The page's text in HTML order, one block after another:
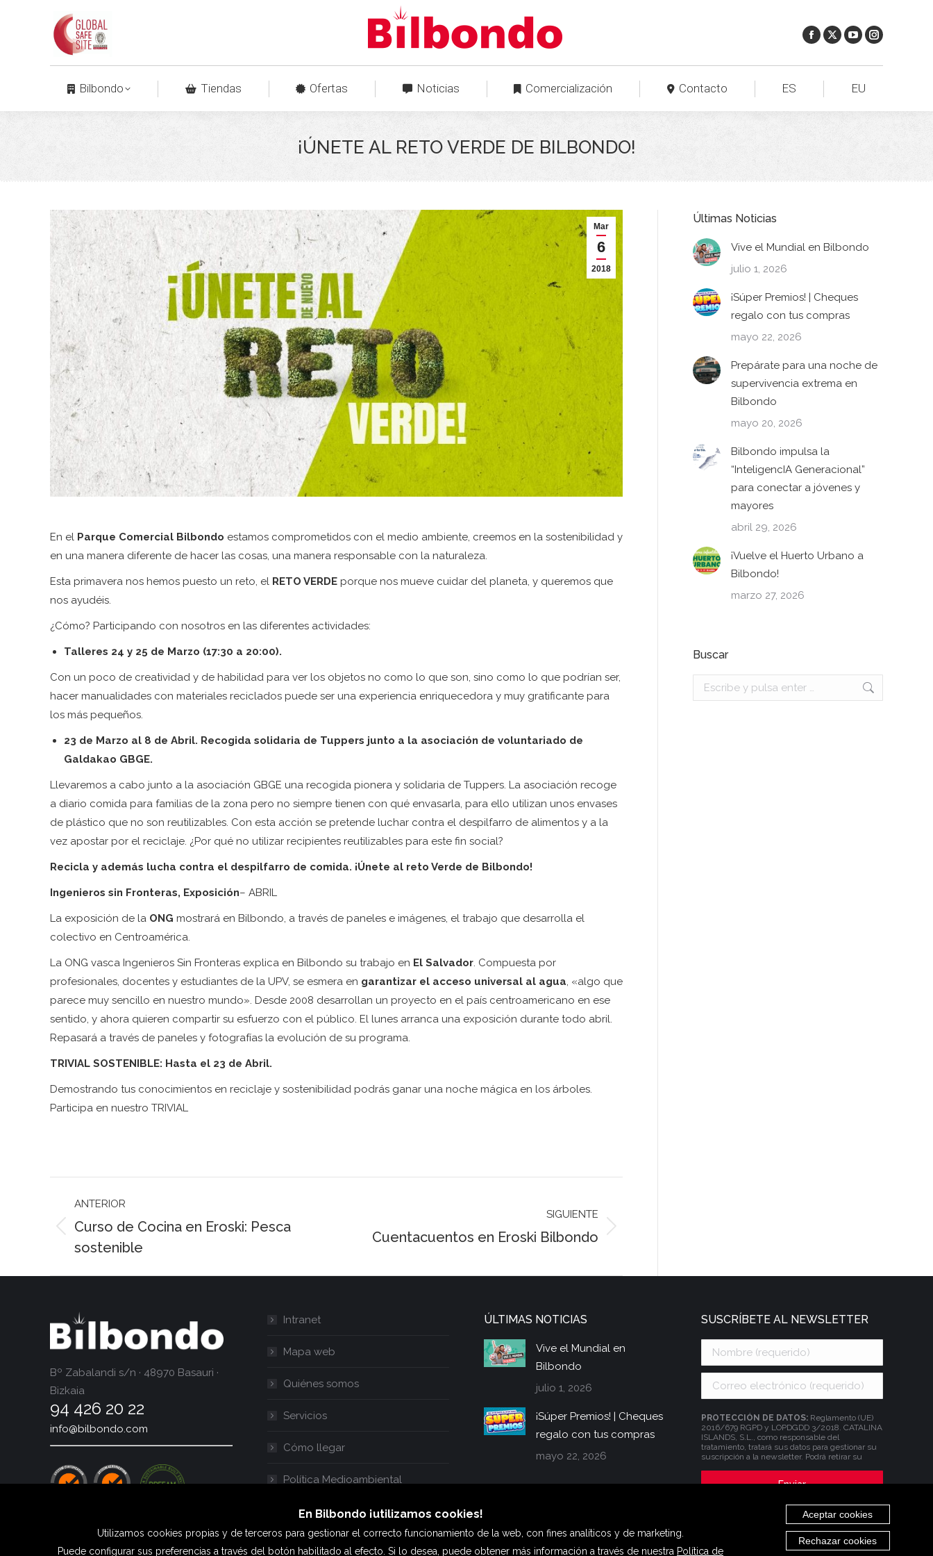
Bilbondo Tiendas Ofertas Noticias Comercialización Contacto ES EU
¡ÚNETE AL RETO VERDE DE BILBONDO!
Mar
6
2018
En el Parque Comercial Bilbondo estamos comprometidos con el medio ambiente, creemos en la sostenibilidad y
en una manera diferente de hacer las cosas, una manera responsable con la naturaleza.
Esta primavera nos hemos puesto un reto, el RETO VERDE porque nos mueve cuidar del planeta, y queremos que
nos ayudéis.
¿Cómo? Participando con nosotros en las diferentes actividades:
Talleres 24 y 25 de Marzo (17:30 a 20:00).
Con un poco de creatividad y de habilidad para ver los objetos no como lo que son, sino como lo que podrían ser,
hacer manualidades con materiales reciclados puede ser una experiencia enriquecedora y muy gratificante para
los más pequeños.
23 de Marzo al 8 de Abril. Recogida solidaria de Tuppers junto a la asociación de voluntariado de
Galdakao GBGE.
Llevaremos a cabo junto a la asociación GBGE una recogida pionera y solidaria de Tuppers. La asociación recoge
a diario comida para familias de la zona pero no siempre tienen con qué envasarla, para ello utilizan unos envases
de plástico que no son reutilizables. Con esta acción se pretende luchar contra el despilfarro de alimentos y a la
vez apostar por el reciclaje. ¿Por qué no utilizar recipientes reutilizables para este fin social?
Recicla y además lucha contra el despilfarro de comida. ¡Únete al reto Verde de Bilbondo!
Ingenieros sin Fronteras, Exposición– ABRIL
La exposición de la ONG mostrará en Bilbondo, a través de paneles e imágenes, el trabajo que desarrolla el
colectivo en Centroamérica.
La ONG vasca Ingenieros Sin Fronteras explica en Bilbondo su trabajo en El Salvador . Compuesta por
profesionales, docentes y estudiantes de la UPV, se esmera en garantizar el acceso universal al agua , «algo que
parece muy sencillo en nuestro mundo». Desde 2008 desarrollan un proyecto en el país centroamericano en ese
sentido, y ahora quieren compartir su esfuerzo con el público. El lunes arranca una exposición durante todo abril.
Repasará a través de paneles y fotografías la evolución de su programa.
TRIVIAL SOSTENIBLE: Hasta el 23 de Abril.
Demostrando tus conocimientos en reciclaje y sostenibilidad podrás ganar una noche mágica en los árboles.
Participa en nuestro TRIVIAL
entre
publicaciones
ANTERIOR
Publicación
anterior:
Curso de Cocina en Eroski: Pesca
sostenible
SIGUIENTE
Publicación
Cuentacuentos en Eroski Bilbondo
Últimas Noticias
Vive el Mundial en Bilbondo
julio 1, 2026
¡Súper Premios! | Cheques
regalo con tus compras
mayo 22, 2026
Prepárate para una noche de
supervivencia extrema en
Bilbondo
mayo 20, 2026
Bilbondo impulsa la
“InteligencIA Generacional”
para conectar a jóvenes y
mayores
abril 29, 2026
¡Vuelve el Huerto Urbano a
Bilbondo!
marzo 27, 2026
Buscar
Buscar:
Bº Zabalandi s/n · 48970 Basauri ·
Bizkaia
94 426 20 22
info@bilbondo.com
Intranet
Mapa web
Quiénes somos
Servicios
Cómo llegar
Política Medioambiental
ÚLTIMAS NOTICIAS
Vive el Mundial en
Bilbondo
julio 1, 2026
¡Súper Premios! | Cheques
regalo con tus compras
mayo 22, 2026
SUSCRÍBETE AL NEWSLETTER
PROTECCIÓN DE DATOS:Reglamento (UE)
2016/679 RGPD y LOPDGDD 3/2018. CATALINA
ISLANDS, S.L., como responsable del
tratamiento, tratará sus datos para gestionar su
suscripción a la newsletter. Podrá retirar su
realizar con anterioridad, y podrá ejercitar los
los datos, entre otros, tal y como se explica en la
información adicional que está a su disposición
Política de Privacidad.
En Bilbondo ¡utilizamos cookies!
Utilizamos cookies propias y de terceros para gestionar el correcto funcionamiento de la web, con fines analíticos y de marketing.
Puede configurar sus preferencias a través del botón habilitado al efecto. Si lo desea, puede obtener más información a través de nuestra Política de
Aceptar cookies
Rechazar cookies